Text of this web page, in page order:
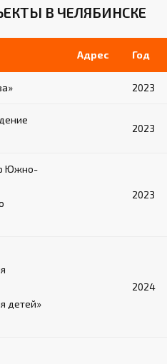
В ЧЕЛЯБИНСКЕ
Адрес Год
2023
2023
Южно-
2023
детей»
2024